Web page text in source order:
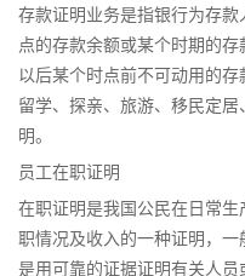
存款证明业务是指银行为存
点的存款余额或某个时期的
以后某个时点前不可动用的
留学、探亲、旅游、移民定
明。
员工在职证明
在职证明是我国公民在日常
职情况及收入的一种证明，
是用可靠的证据证明有关人